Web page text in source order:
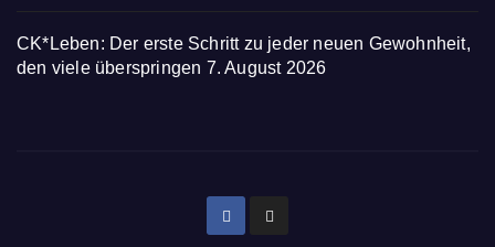
CK*Leben: Der erste Schritt zu jeder neuen Gewohnheit,
den viele überspringen 7. August 2026